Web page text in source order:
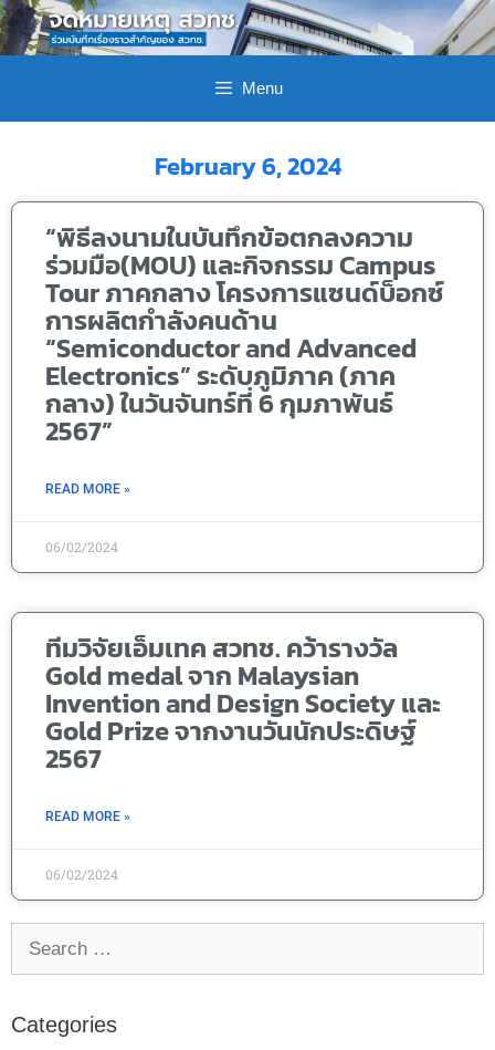
Menu
February 6, 2024
“พิธีลงนามในบันทึกข้อตกลงความ
ร่วมมือ(MOU) และกิจกรรม Campus
Tour ภาคกลาง โครงการแซนด์บ็อกซ์
การผลิตกำลังคนด้าน
“Semiconductor and Advanced
Electronics” ระดับภูมิภาค (ภาค
กลาง) ในวันจันทร์ที่ 6 กุมภาพันธ์
2567”
READ MORE »
06/02/2024
ทีมวิจัยเอ็มเทค สวทช. คว้ารางวัล
Gold medal จาก Malaysian
Invention and Design Society และ
Gold Prize จากงานวันนักประดิษฐ์
2567
READ MORE »
06/02/2024
Categories